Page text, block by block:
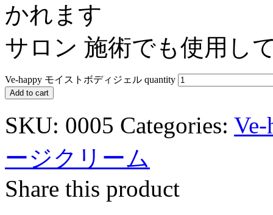
かれます
サロン 施術でも使用し
Ve-happy モイストボディジェル quantity
Add to cart
SKU: 0005 Categories: Ve-
ージクリーム
Share this product